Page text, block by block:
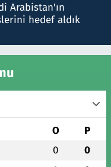
Arabistan'ın
hedef aldık
O P
0 0